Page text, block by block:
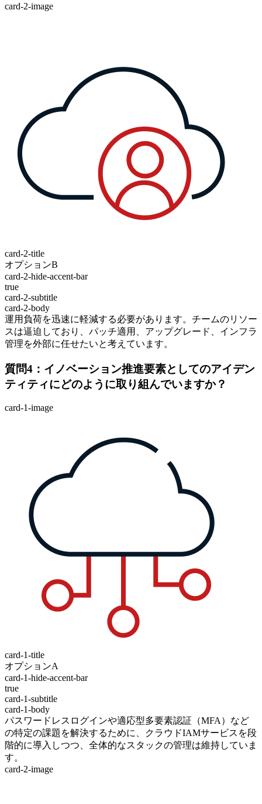
card-2-image
card-2-title
オプションB
card-2-hide-accent-bar
true
card-2-subtitle
card-2-body
運用負荷を迅速に軽減する必要があります。チームのリソー
スは逼迫しており、パッチ適用、アップグレード、インフラ
管理を外部に任せたいと考えています。
質問4：イノベーション推進要素としてのアイデン
ティティにどのように取り組んでいますか？
card-1-image
card-1-title
オプションA
card-1-hide-accent-bar
true
card-1-subtitle
card-1-body
パスワードレスログインや適応型多要素認証（MFA）など
の特定の課題を解決するために、クラウドIAMサービスを段
階的に導入しつつ、全体的なスタックの管理は維持していま
す。
card-2-image